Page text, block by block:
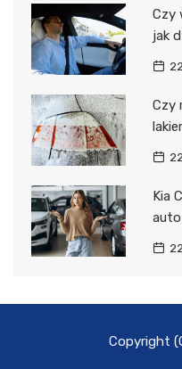
Czy
jak
Czy
Kia
Copyright